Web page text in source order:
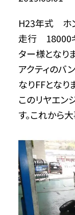
H23年式 ホ
走行 18000
ター様となり
アクティのバ
なりFFとなり
このリヤエ
す。これから